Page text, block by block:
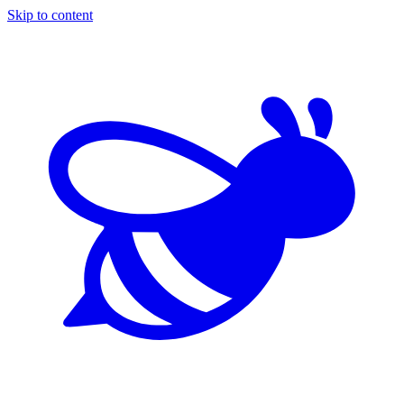
Skip to content